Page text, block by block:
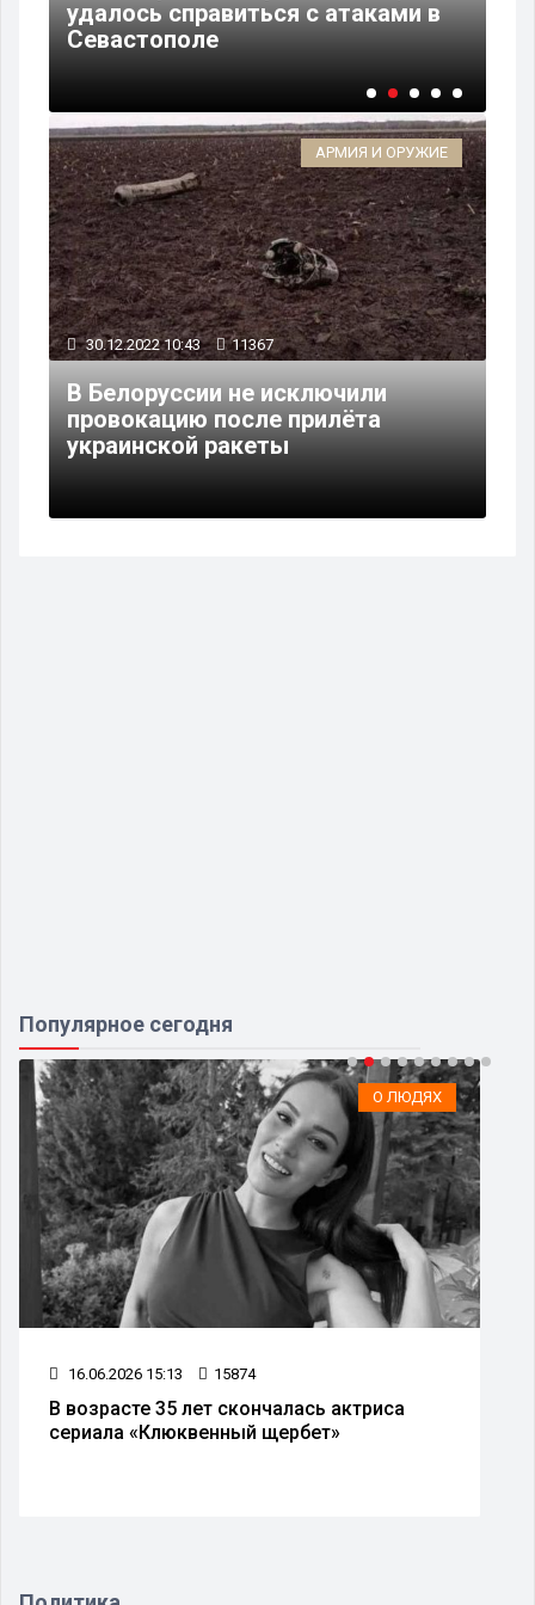
удалось справиться с атаками в
Севастополе
АРМИЯ И ОРУЖИЕ
30.12.2022 10:43 11367
В Белоруссии не исключили
провокацию после прилёта
украинской ракеты
Популярное сегодня
О ЛЮДЯХ
16.06.2026 15:13 15874
В возрасте 35 лет скончалась актриса
сериала «Клюквенный щербет»